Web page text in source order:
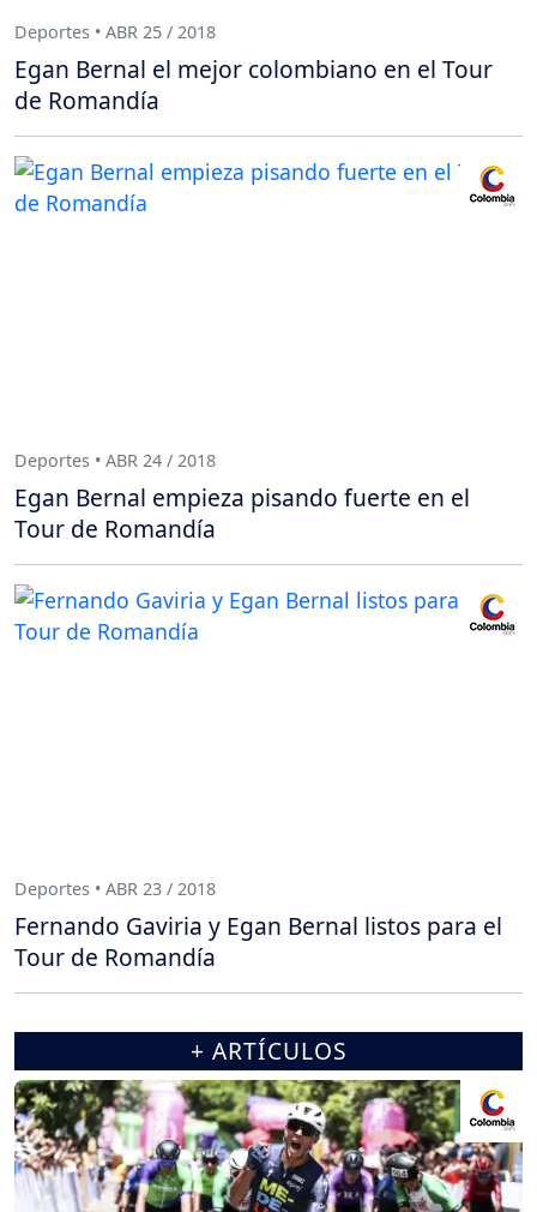
Deportes • ABR 25 / 2018
Egan Bernal el mejor colombiano en el Tour
de Romandía
Deportes • ABR 24 / 2018
Egan Bernal empieza pisando fuerte en el
Tour de Romandía
Deportes • ABR 23 / 2018
Fernando Gaviria y Egan Bernal listos para el
Tour de Romandía
+ ARTÍCULOS